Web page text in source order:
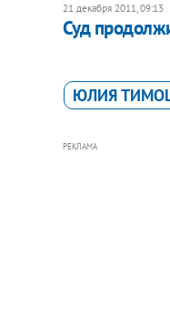
21 декабря 2011, 09:13
Суд
ЮЛИЯ
РЕКЛАМА